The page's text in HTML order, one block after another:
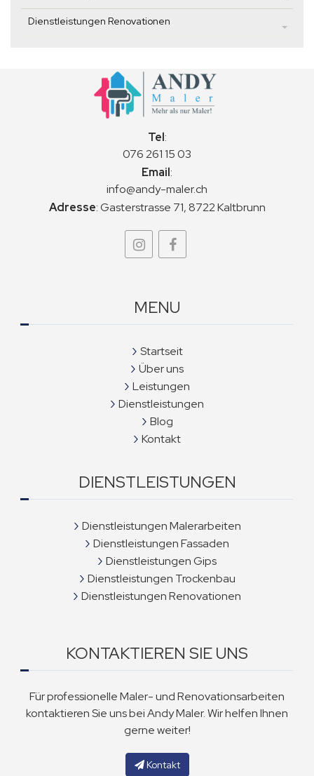
Dienstleistungen Renovationen
Tel:
076 261 15 03
Email:
info@andy-maler.ch
Adresse:Gasterstrasse 71, 8722 Kaltbrunn
MENU
Startseit
Über uns
Leistungen
Dienstleistungen
Blog
Kontakt
DIENSTLEISTUNGEN
Dienstleistungen Malerarbeiten
Dienstleistungen Fassaden
Dienstleistungen Gips
Dienstleistungen Trockenbau
Dienstleistungen Renovationen
KONTAKTIEREN SIE UNS
Für professionelle Maler- und Renovationsarbeiten
kontaktieren Sie uns bei Andy Maler. Wir helfen Ihnen
gerne weiter!
Kontakt